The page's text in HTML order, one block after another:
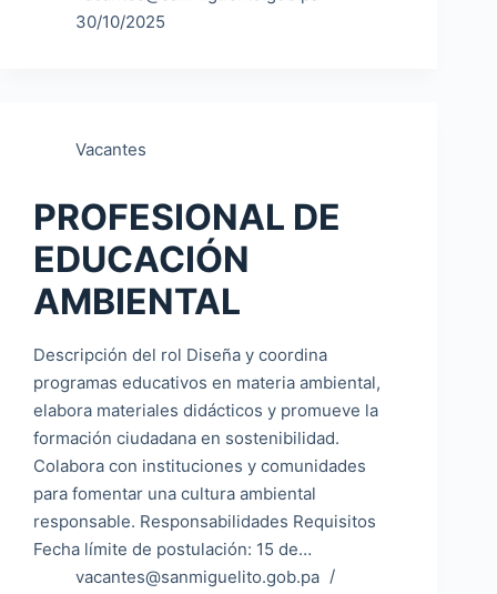
30/10/2025
Vacantes
PROFESIONAL DE
EDUCACIÓN
AMBIENTAL
Descripción del rol Diseña y coordina
programas educativos en materia ambiental,
elabora materiales didácticos y promueve la
formación ciudadana en sostenibilidad.
Colabora con instituciones y comunidades
para fomentar una cultura ambiental
responsable. Responsabilidades Requisitos
Fecha límite de postulación: 15 de…
vacantes@sanmiguelito.gob.pa